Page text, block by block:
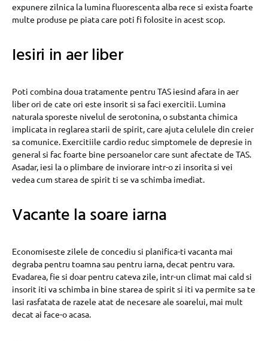
expunere zilnica la lumina fluorescenta alba rece si exista foarte
multe produse pe piata care poti fi folosite in acest scop.
Iesiri in aer liber
Poti combina doua tratamente pentru TAS iesind afara in aer
liber ori de cate ori este insorit si sa faci exercitii. Lumina
naturala sporeste nivelul de serotonina, o substanta chimica
implicata in reglarea starii de spirit, care ajuta celulele din creier
sa comunice. Exercitiile cardio reduc simptomele de depresie in
general si fac foarte bine persoanelor care sunt afectate de TAS.
Asadar, iesi la o plimbare de inviorare intr-o zi insorita si vei
vedea cum starea de spirit ti se va schimba imediat.
Vacante la soare iarna
Economiseste zilele de concediu si planifica-ti vacanta mai
degraba pentru toamna sau pentru iarna, decat pentru vara.
Evadarea, fie si doar pentru cateva zile, intr-un climat mai cald si
insorit iti va schimba in bine starea de spirit si iti va permite sa te
lasi rasfatata de razele atat de necesare ale soarelui, mai mult
decat ai face-o acasa.